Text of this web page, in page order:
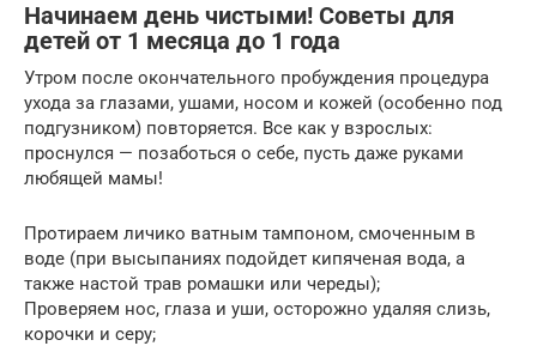
Начинаем день чистыми! Советы для
детей от 1 месяца до 1 года
Утром после окончательного пробуждения процедура
ухода за глазами, ушами, носом и кожей (особенно под
подгузником) повторяется. Все как у взрослых:
проснулся — позаботься о себе, пусть даже руками
любящей мамы!
Протираем личико ватным тампоном, смоченным в
воде (при высыпаниях подойдет кипяченая вода, а
также настой трав ромашки или череды);
Проверяем нос, глаза и уши, осторожно удаляя слизь,
корочки и серу;